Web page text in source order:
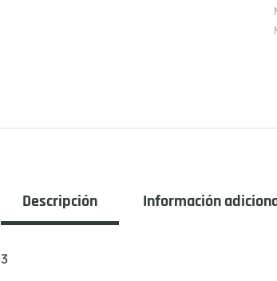
Descripción Información